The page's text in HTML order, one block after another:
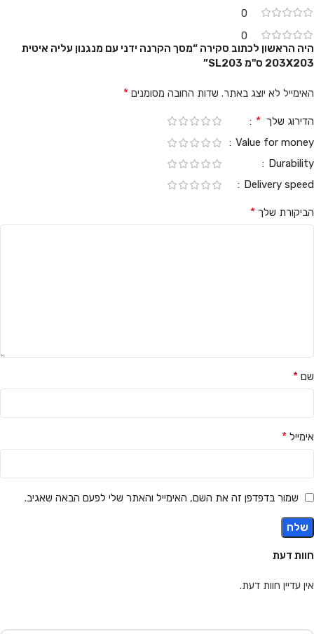
0
0
חוות דעת
אין עדיין חוות דעת.
היה הראשון לכתוב סקירה “מסך הקרנה ידני עם מנגנון עליה איטית
203X203 ס"מ SL203”
האימייל לא יוצג באתר. שדות החובה מסומנים *
הדירוג שלך *
Value for money
Durability
Delivery speed
הביקורת שלך *
שם *
אימייל *
שמור בדפדפן זה את השם, האימייל והאתר שלי לפעם הבאה שאגיב.